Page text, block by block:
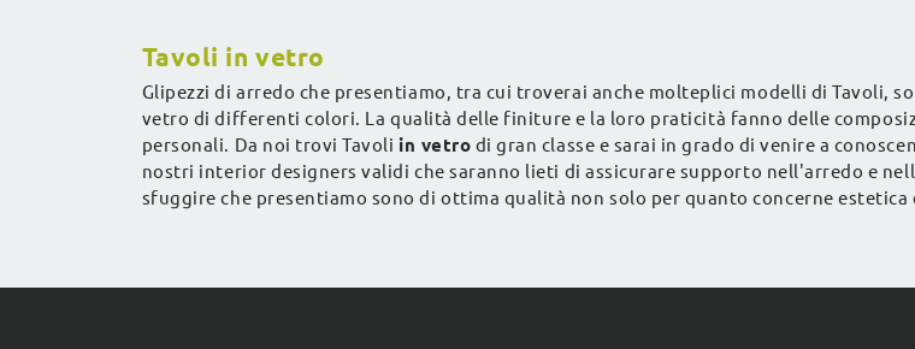
Tavoli in vetro
Glipezzi di arredo che presentiamo, tra cui troverai anche molteplici modelli di Tavoli,
vetro di differenti colori. La qualità delle finiture e la loro praticità fanno delle
personali. Da noi trovi Tavoliin vetro di gran classe e sarai in grado di venire a
nostri interior designers validi che saranno lieti di assicurare supporto nell'arredo e
sfuggire che presentiamo sono di ottima qualità non solo per quanto concerne